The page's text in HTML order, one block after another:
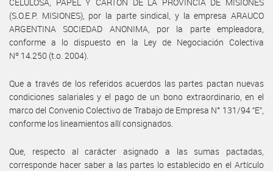
(S.O.E.P. MISIONES), por la parte sindical, y la empresa ARAUCO
ARGENTINA SOCIEDAD ANONIMA, por la parte empleadora,
conforme a lo dispuesto en la Ley de Negociación Colectiva
Nº 14.250 (t.o. 2004).
Que a través de los referidos acuerdos las partes pactan nuevas
condiciones salariales y el pago de un bono extraordinario, en el
marco del Convenio Colectivo de Trabajo de Empresa N° 131/94 “E”,
conforme los lineamientos allí consignados.
Que, respecto al carácter asignado a las sumas pactadas,
corresponde hacer saber a las partes lo establecido en el Artículo